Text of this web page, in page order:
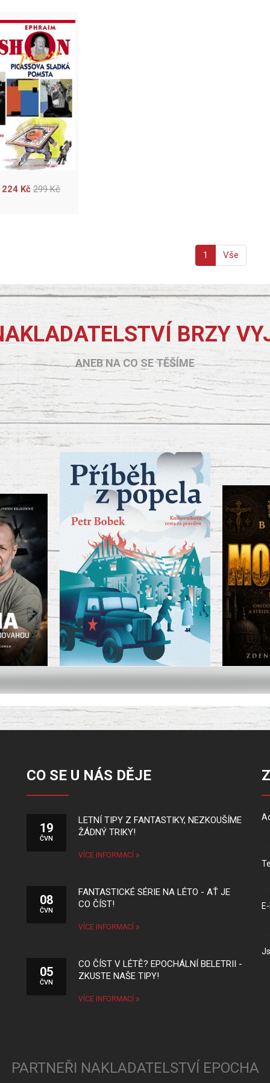
224 Kč 299 Kč
1 Vše
BRZY
ANEB NA CO SE TĚŠÍME
CO SE U NÁS DĚJE
19
ČVN
LETNÍ TIPY Z FANTASTIKY, NEZKOUŠÍME
ŽÁDNÝ TRIKY!
VÍCE INFORMACÍ
08
ČVN
FANTASTICKÉ SÉRIE NA LÉTO - AŤ JE
CO ČÍST!
VÍCE INFORMACÍ
05
ČVN
CO ČÍST V LÉTĚ? EPOCHÁLNÍ BELETRII -
ZKUSTE NAŠE TIPY!
VÍCE INFORMACÍ
PARTNEŘI NAKLADATELSTVÍ EPOCHA